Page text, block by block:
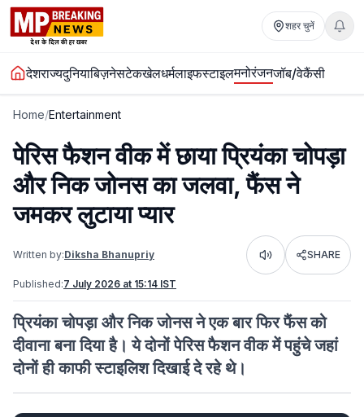
शहर चुनें
देशराज्यदुनियाबिज़नेसटेकखेलधर्मलाइफस्टाइलमनोरंजनजॉब/वेकैंसी
Home/Entertainment
पेरिस फैशन वीक में छाया प्रियंका चोपड़ा
और निक जोनस का जलवा, फैंस ने
जमकर लुटाया प्यार
Written by:Diksha Bhanupriy Listen SHARE
Published:7 July 2026 at 15:14 IST
प्रियंका चोपड़ा और निक जोनस ने एक बार फिर फैंस को
दीवाना बना दिया है। ये दोनों पेरिस फैशन वीक में पहुंचे जहां
दोनों ही काफी स्टाइलिश दिखाई दे रहे थे।